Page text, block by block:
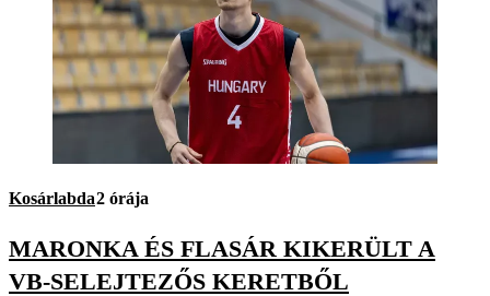
Kosárlabda2 órája
MARONKA ÉS FLASÁR KIKERÜLT A
VB-SELEJTEZŐS KERETBŐL